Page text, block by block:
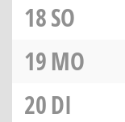
18SO
19MO
20DI